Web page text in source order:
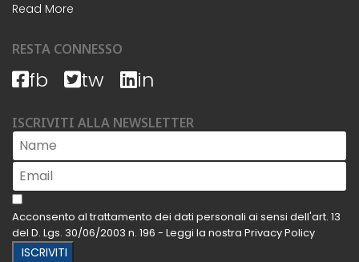
Read More
RESTA CONNESSO
fb tw in
ISCRIVITI ALLA NEWSLETTER
Acconsento al trattamento dei dati personali ai sensi dell'art. 13
del D. Lgs. 30/06/2003 n. 196 - Leggi la nostra Privacy Policy
ISCRIVITI